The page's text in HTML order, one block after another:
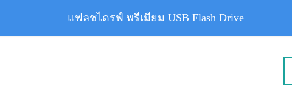
แฟลชไดรฟ์ พรีเมียม USB Flash Drive